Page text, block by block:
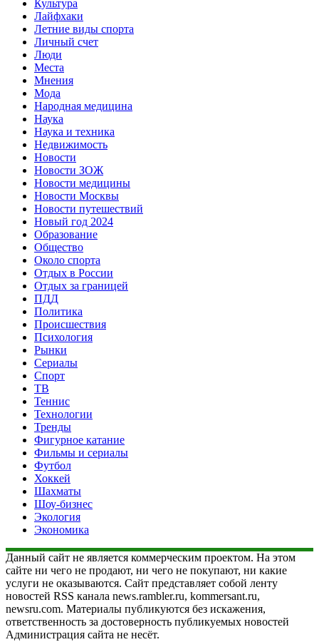
Культура
Лайфхаки
Летние виды спорта
Личный счет
Люди
Места
Мнения
Мода
Народная медицина
Наука
Наука и техника
Недвижимость
Новости
Новости ЗОЖ
Новости медицины
Новости Москвы
Новости путешествий
Новый год 2024
Образование
Общество
Около спорта
Отдых в России
Отдых за границей
ПДД
Политика
Происшествия
Психология
Рынки
Сериалы
Спорт
ТВ
Теннис
Технологии
Тренды
Фигурное катание
Фильмы и сериалы
Футбол
Хоккей
Шахматы
Шоу-бизнес
Экология
Экономика
Данный сайт не является коммерческим проектом. На этом
сайте ни чего не продают, ни чего не покупают, ни какие
услуги не оказываются. Сайт представляет собой ленту
новостей RSS канала news.rambler.ru, kommersant.ru,
newsru.com. Материалы публикуются без искажения,
ответственность за достоверность публикуемых новостей
Администрация сайта не несёт.